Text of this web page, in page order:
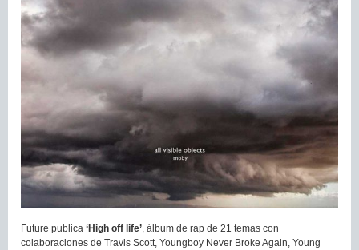
Future publica ‘High off life’ , álbum de rap de 21 temas con
colaboraciones de Travis Scott, Youngboy Never Broke Again, Young